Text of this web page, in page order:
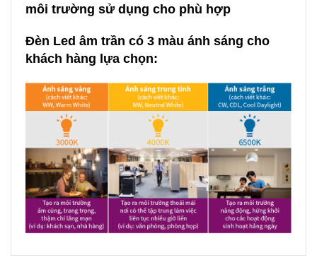
môi trường sử dụng cho phù hợp
Đèn Led âm trần có 3 màu ánh sáng cho
khách hàng lựa chọn: